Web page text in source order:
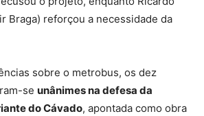
Braga) reforçou a necessidade da
sobre o metrobus, os dez
se unânimes na defesa da
do Cávado, apontada como obra